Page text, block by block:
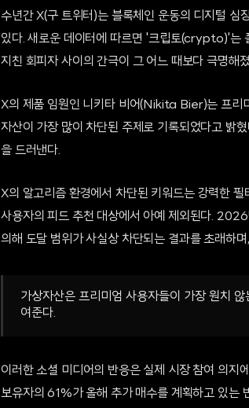
수년간 X(구 트위터)는 블록체인 운동의 디지털
있다. 새로운 데이터에 따르면 '크립토(crypto)'는
지친 회피자 사이의 간극이 그 어느 때보다 극명해
X의 제품 임원인 니키타 비어(Nikita Bier)는 프리
자산이 가장 많이 차단된 주제로 기록되었다고 밝
을 드러낸다.
X의 알고리즘 환경에서 차단된 키워드는 강력한
사용자의 피드 추천 대상에서 아예 제외된다.
의해 도달 범위가 사실상 차단되는 결과를 초래하
가상자산은 프리미엄 사용자들이 가장 원치
여준다.
이러한 소셜 미디어의 반응은 실제 시장 참여 의
보유자의 61%가 올해 추가 매수를 계획하고 있는